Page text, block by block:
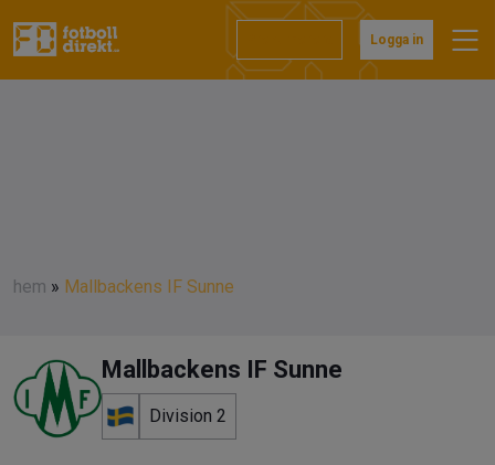
Logga in
hem » Mallbackens IF Sunne
Mallbackens IF Sunne
Division 2